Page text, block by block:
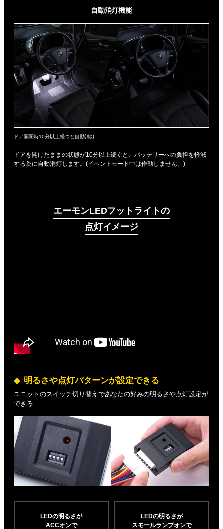
自動消灯機能
ドア開閉時10分以上経つと自動消灯
ドアを開けたままの状態が10分以上続くと、バッテリーへの負担を軽減
する為に自動消灯します。(イベントモード中は作動しません。)
エーモンLEDフットライトの
点灯イメージ
明るさや点灯パターンが設定できる
ユニットのスイッチ切り替えであなたの好みの明るさや点灯設定が
できる
LEDの明るさが
ACCオンで
LEDの明るさが
スモールランプオンで